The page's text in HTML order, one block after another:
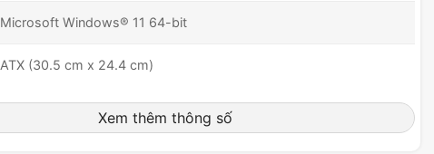
Microsoft Windows® 11 64-bit
ATX (30.5 cm x 24.4 cm)
Xem thêm thông số